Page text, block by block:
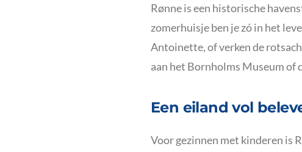
Rønne is een historische
zomerhuisje ben je zó in het
Antoinette, of verken de
aan het Bornholms Museum of
Een eiland vol
Voor gezinnen met kinderen is